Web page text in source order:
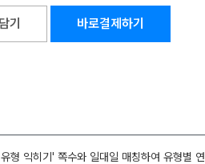
기 바로결제하기
형 익히기' 쪽수와 일대일 매칭하여 유형별 연